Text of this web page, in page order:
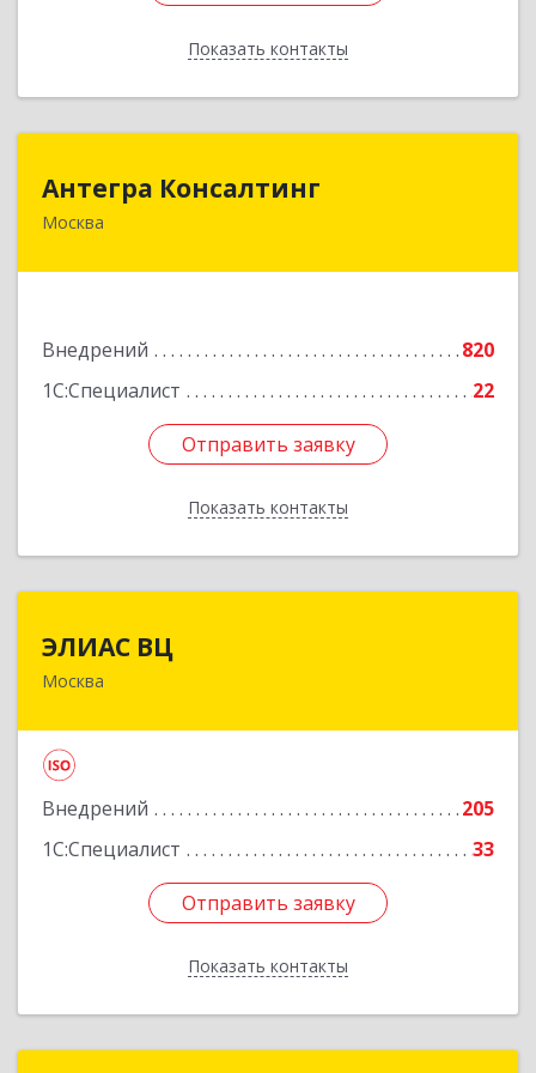
Показать контакты
Назад
Антегра Консалтинг
Москва
Внедрений
820
1С:Специалист
22
Отправить заявку
Показать контакты
115419, Москва г, Орджоникидзе ул, дом № 11,
Отправить заявку
Назад
ЭЛИАС ВЦ
Москва
Внедрений
205
1С:Специалист
33
Отправить заявку
Показать контакты
127276, Москва г, Марфинский проезд, дом № 4
Отправить заявку
Назад